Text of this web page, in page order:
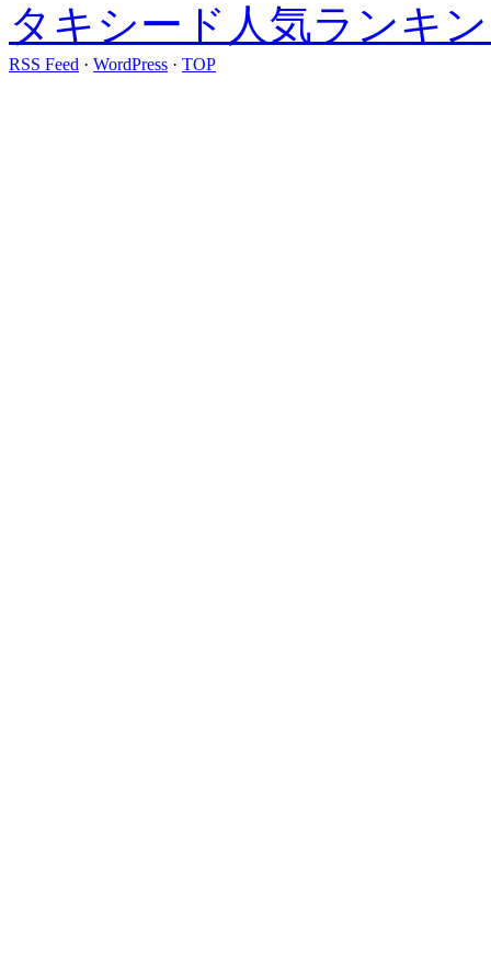
タキシード人気ランキ
RSS Feed · WordPress · TOP